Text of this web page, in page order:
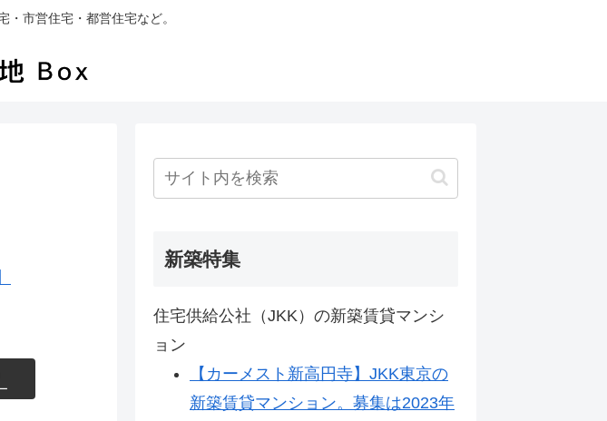
・市営住宅・都営住宅など。
新築特集
住宅供給公社（JKK）の新築賃貸マンシ
ョン
【カーメスト新高円寺】JKK東京の
新築賃貸マンション。募集は2023年